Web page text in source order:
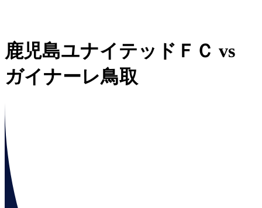
鹿児島ユナイテッドＦＣ vs
ガイナーレ鳥取